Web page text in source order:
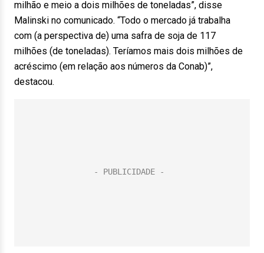
milhão e meio a dois milhões de toneladas”, disse
Malinski no comunicado. “Todo o mercado já trabalha
com (a perspectiva de) uma safra de soja de 117
milhões (de toneladas). Teríamos mais dois milhões de
acréscimo (em relação aos números da Conab)”,
destacou.